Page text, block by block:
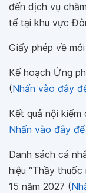
đến dịch vụ
tế tại khu vực
Giấy phép về
Kế hoạch Ứng
(Nhấn vào đây
Kết quả nội
Nhấn vào đây
Danh sách cá
hiệu “Thầy thuốc
15 năm 2027 (